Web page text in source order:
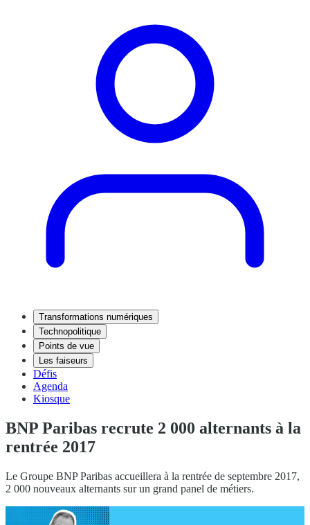
Transformations numériques
Technopolitique
Points de vue
Les faiseurs
Défis
Agenda
Kiosque
BNP Paribas recrute 2 000 alternants à la
rentrée 2017
Le Groupe BNP Paribas accueillera à la rentrée de septembre 2017,
2 000 nouveaux alternants sur un grand panel de métiers.